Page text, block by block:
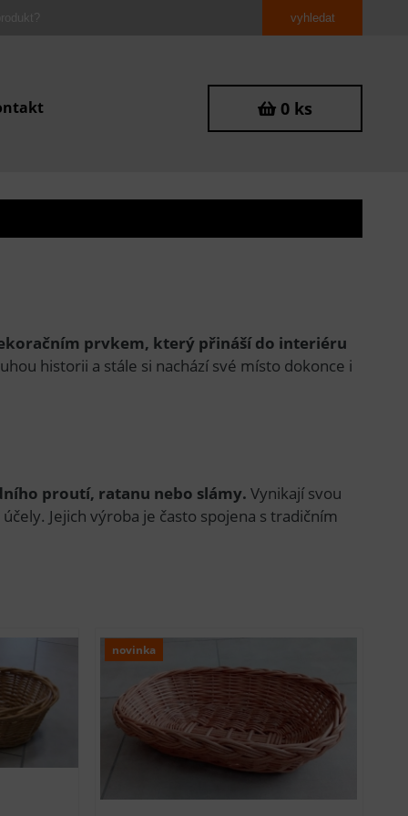
0 ks
prvkem, který přináší do interiéru
historii a stále si nachází své místo dokonce i
proutí, ratanu nebo slámy. Vynikají svou
Jejich výroba je často spojena s tradičním
novinka